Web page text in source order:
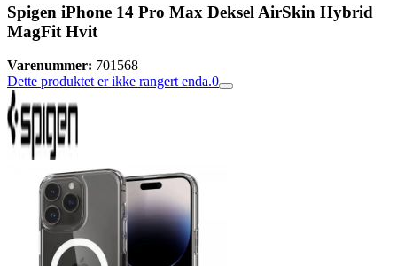
Spigen iPhone 14 Pro Max Deksel AirSkin Hybrid
MagFit Hvit
Varenummer: 701568
Dette produktet er ikke rangert enda.0